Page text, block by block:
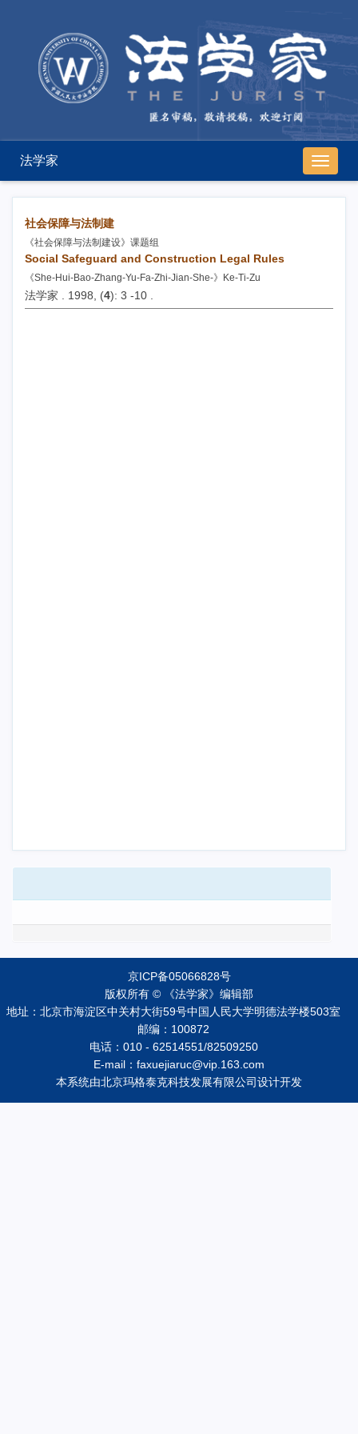
导
航
切
法学家
社会保障与法制建
《社会保障与法制建设》课题组
Social Safeguard and Construction Legal Rules
《She-Hui-Bao-Zhang-Yu-Fa-Zhi-Jian-She-》Ke-Ti-Zu
法学家 . 1998, (4): 3 -10 .
京ICP备05066828号
版权所有 © 《法学家》编辑部
地址：北京市海淀区中关村大街59号中国人民大学明德法学楼503室
邮编：100872
电话：010 - 62514551/82509250
E-mail：faxuejiaruc@vip.163.com
本系统由北京玛格泰克科技发展有限公司设计开发